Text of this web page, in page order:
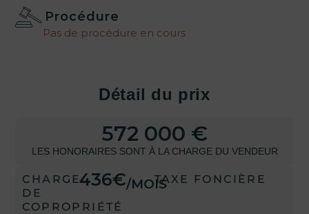
Procédure
Pas de procédure en cours
Détail du prix
572 000 €
LES HONORAIRES SONT À LA CHARGE DU VENDEUR
CHARGE
DE
COPROPRIÉTÉ
436€/MOISTAXE FONCIÈRE